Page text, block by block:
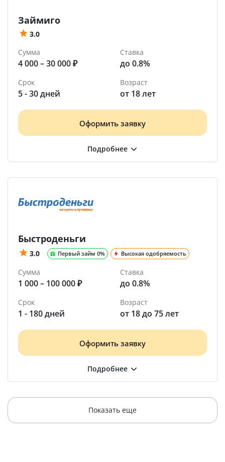
Займиго
3.0
Сумма
4 000 – 30 000 ₽
Ставка
до 0.8%
Срок
5 - 30 дней
Возраст
от 18 лет
Оформить заявку
Быстроденьги
3.0 Первый займ 0% Высокая одобряемость
Сумма
1 000 – 100 000 ₽
Ставка
до 0.8%
Срок
1 - 180 дней
Возраст
от 18 до 75 лет
Оформить заявку
Показать еще